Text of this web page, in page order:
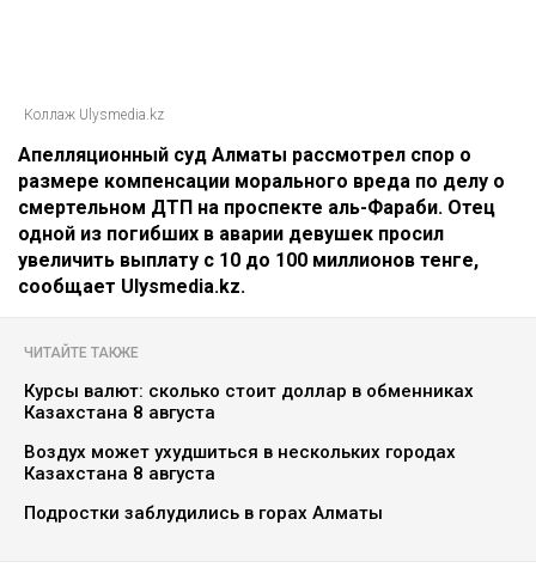
Коллаж Ulysmedia.kz
Апелляционный суд Алматы рассмотрел спор о
размере компенсации морального вреда по делу о
смертельном ДТП на проспекте аль-Фараби. Отец
одной из погибших в аварии девушек просил
увеличить выплату с 10 до 100 миллионов тенге,
сообщает Ulysmedia.kz.
ЧИТАЙТЕ ТАКЖЕ
Курсы валют: сколько стоит доллар в обменниках
Казахстана 8 августа
Воздух может ухудшиться в нескольких городах
Казахстана 8 августа
Подростки заблудились в горах Алматы